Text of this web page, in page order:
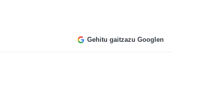
Gehitu gaitzazu Googlen